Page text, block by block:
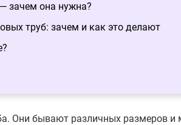
зачем она нужна?
труб: зачем и как это делают
Они бывают различных размеров и